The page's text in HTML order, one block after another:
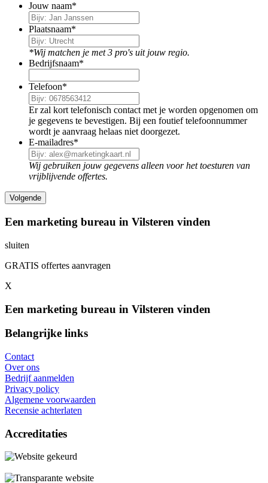
Jouw naam*
Plaatsnaam*
*Wij matchen je met 3 pro's uit jouw regio.
Bedrijfsnaam*
Telefoon*
Er zal kort telefonisch contact met je worden opgenomen om
je gegevens te bevestigen. Bij een foutief telefoonnummer
wordt je aanvraag helaas niet doorgezet.
E-mailadres*
Wij gebruiken jouw gegevens alleen voor het toesturen van
vrijblijvende offertes.
Een marketing bureau in Vilsteren vinden
sluiten
GRATIS offertes aanvragen
X
Een marketing bureau in Vilsteren vinden
Belangrijke links
Contact
Over ons
Bedrijf aanmelden
Privacy policy
Algemene voorwaarden
Recensie achterlaten
Accreditaties